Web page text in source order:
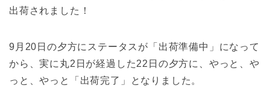
出荷されました！
9月20日の夕方にステータスが「出荷準備中」になって
から、実に丸2日が経過した22日の夕方に、やっと、や
っと、やっと「出荷完了」となりました。